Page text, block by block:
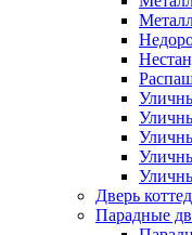
Дверь
Парадные